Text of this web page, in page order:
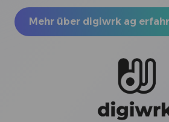
Mehr über digiwrk ag